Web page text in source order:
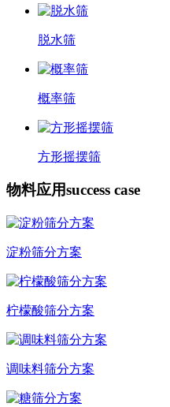
脱水筛
概率筛
方形摇摆筛
物料应用success case
淀粉筛分方案
柠檬酸筛分方案
调味料筛分方案